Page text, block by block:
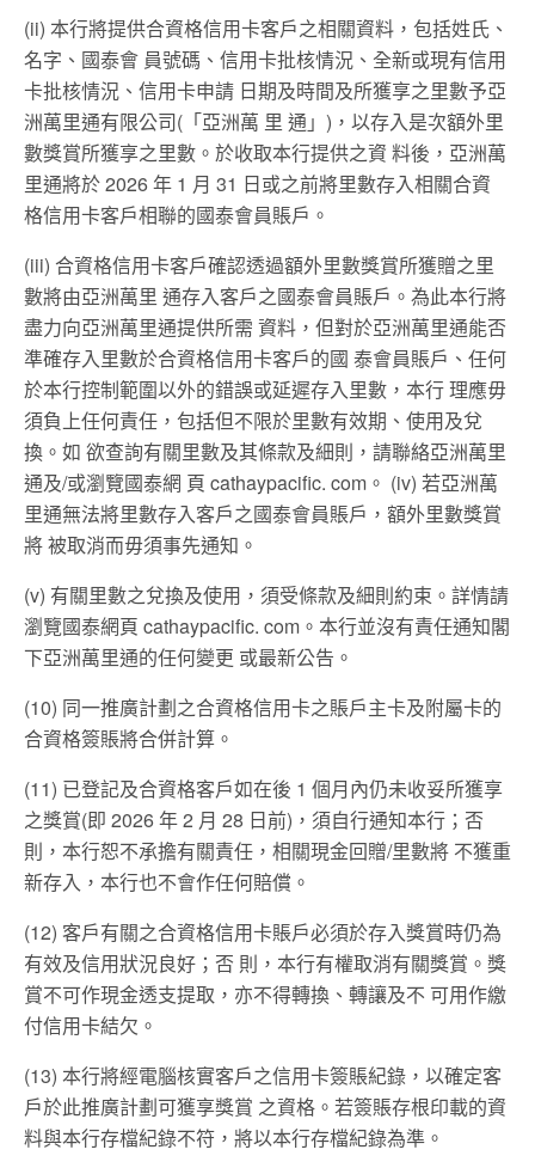
(ii) 本行將提供合資格信用卡客戶之相關資料，包括姓氏、
名字、國泰會 員號碼、信用卡批核情況、全新或現有信用
卡批核情況、信用卡申請 日期及時間及所獲享之里數予亞
洲萬里通有限公司(「亞洲萬 里 通」)，以存入是次額外里
數獎賞所獲享之里數。於收取本行提供之資 料後，亞洲萬
里通將於 2026 年 1 月 31 日或之前將里數存入相關合資
格信用卡客戶相聯的國泰會員賬戶。
(iii) 合資格信用卡客戶確認透過額外里數獎賞所獲贈之里
數將由亞洲萬里 通存入客戶之國泰會員賬戶。為此本行將
盡力向亞洲萬里通提供所需 資料，但對於亞洲萬里通能否
準確存入里數於合資格信用卡客戶的國 泰會員賬戶、任何
於本行控制範圍以外的錯誤或延遲存入里數，本行 理應毋
須負上任何責任，包括但不限於里數有效期、使用及兌
換。如 欲查詢有關里數及其條款及細則，請聯絡亞洲萬里
通及/或瀏覽國泰網 頁 cathaypacific. com。 (iv) 若亞洲萬
里通無法將里數存入客戶之國泰會員賬戶，額外里數獎賞
將 被取消而毋須事先通知。
(v) 有關里數之兌換及使用，須受條款及細則約束。詳情請
瀏覽國泰網頁 cathaypacific. com。本行並沒有責任通知閣
下亞洲萬里通的任何變更 或最新公告。
(10) 同一推廣計劃之合資格信用卡之賬戶主卡及附屬卡的
合資格簽賬將合併計算。
(11) 已登記及合資格客戶如在後 1 個月內仍未收妥所獲享
之獎賞(即 2026 年 2 月 28 日前)，須自行通知本行；否
則，本行恕不承擔有關責任，相關現金回贈/里數將 不獲重
新存入，本行也不會作任何賠償。
(12) 客戶有關之合資格信用卡賬戶必須於存入獎賞時仍為
有效及信用狀況良好；否 則，本行有權取消有關獎賞。獎
賞不可作現金透支提取，亦不得轉換、轉讓及不 可用作繳
付信用卡結欠。
(13) 本行將經電腦核實客戶之信用卡簽賬紀錄，以確定客
戶於此推廣計劃可獲享獎賞 之資格。若簽賬存根印載的資
料與本行存檔紀錄不符，將以本行存檔紀錄為準。